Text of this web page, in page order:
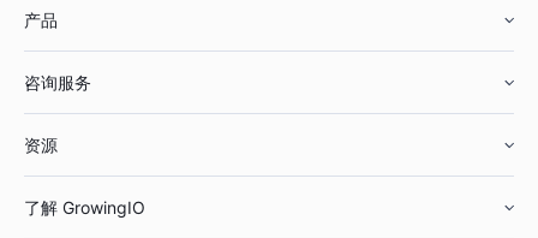
鞋服行业
汽车行业
产品
智能运营
咨询服务
资源
了解 GrowingIO